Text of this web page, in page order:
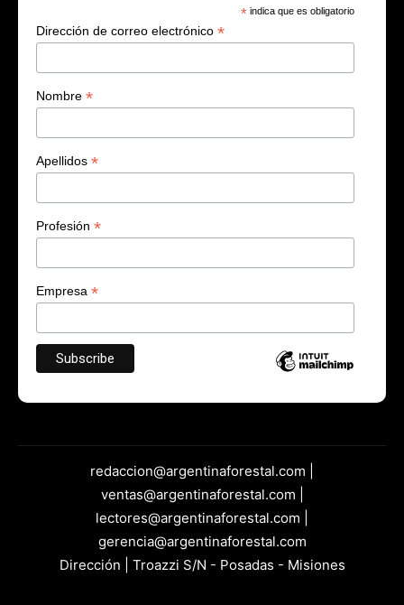
* indica que es obligatorio
Dirección de correo electrónico *
Nombre *
Apellidos *
Profesión *
Empresa *
redaccion@argentinaforestal.com |
ventas@argentinaforestal.com |
lectores@argentinaforestal.com |
gerencia@argentinaforestal.com
Dirección | Troazzi S/N - Posadas - Misiones